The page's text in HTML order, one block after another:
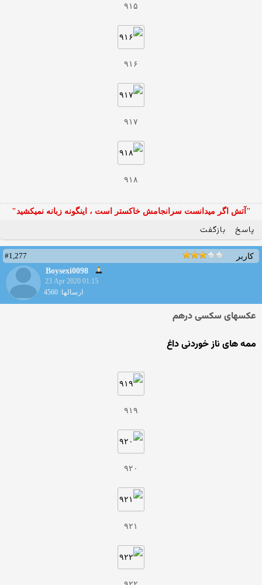
۹۱۵
۹۱۶
۹۱۷
۹۱۸
"آتش اگر ميدانست سرانجامش خاكستر است ، اينگونه زبانه نميكشيد"
پاسخ بازگفت
کاربر
#1,277
Boysexi0098
23 Apr 2020 01:15
ارسالها: 4560
عکسهای سکسی درهم
ممه های ناز خوردنی داغ
۹۱۹
۹۲۰
۹۲۱